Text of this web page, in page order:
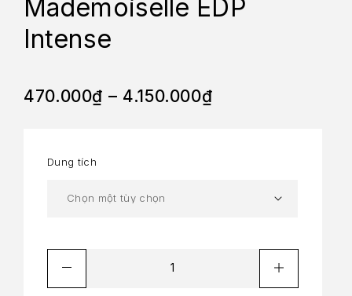
Mademoiselle EDP
Intense
470.000₫ – 4.150.000₫
Dung tích